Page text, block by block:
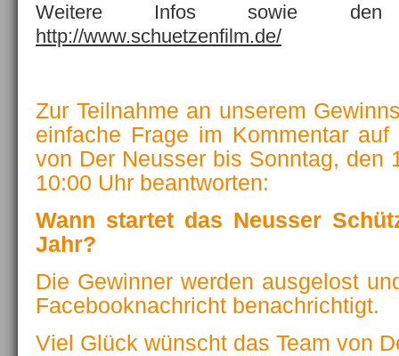
Weitere Infos sowie den
http://www.schuetzenfilm.de/
Zur Teilnahme an unserem
einfache Frage im Kommentar auf
von Der Neusser bis Sonntag, den
10:00 Uhr beantworten:
Wann startet das Neusser
Jahr?
Die Gewinner werden ausgelost
Facebooknachricht benachrichtigt.
Viel Glück wünscht das Team von